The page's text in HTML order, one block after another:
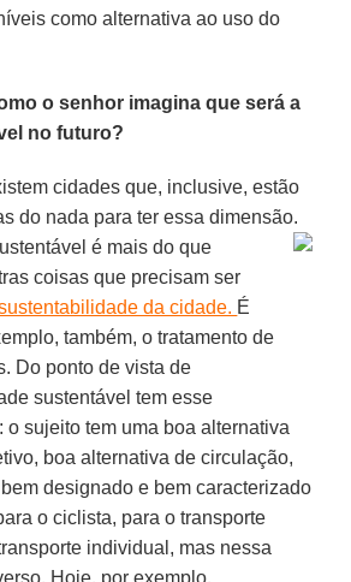
como alternativa ao uso do
o senhor imagina que será a
no futuro?
cidades que, inclusive, estão
do nada para ter essa dimensão.
é mais do que
coisas que precisam ser
da cidade. É
também, o tratamento de
Do ponto de vista de
sustentável tem esse
o sujeito tem uma boa alternativa
boa alternativa de circulação,
designado e bem caracterizado
o ciclista, para o transporte
individual, mas nessa
Hoje, por exemplo,